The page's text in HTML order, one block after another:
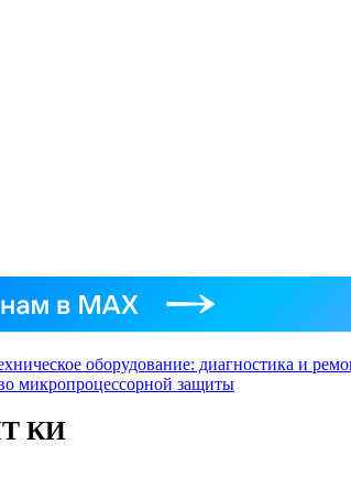
оборудование: диагностика и
микропроцессорной защиты
КИ